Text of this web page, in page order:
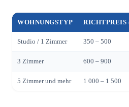
WOHNUNGSTYP RICHTPREIS
Studio / 1 Zimmer 350 – 500
3 Zimmer 600 – 900
5 Zimmer und mehr 1 000 – 1 500